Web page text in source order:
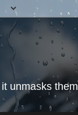
unmasks